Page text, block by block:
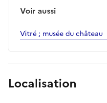
Voir aussi
Vitré ; musée du château
Localisation